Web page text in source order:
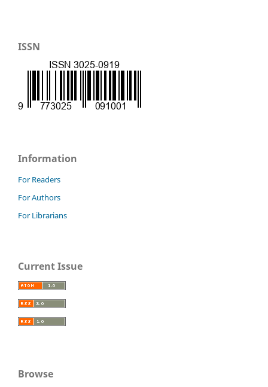
ISSN
Information
For Readers
For Authors
For Librarians
Current Issue
Browse